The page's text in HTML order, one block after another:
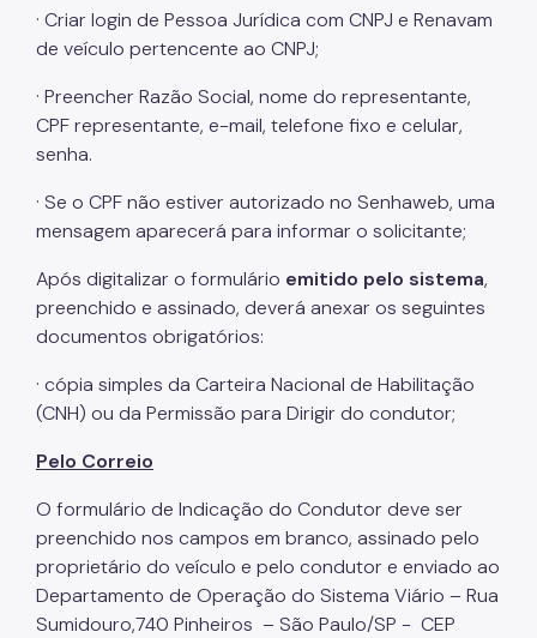
· Criar login de Pessoa Jurídica com CNPJ e Renavam
de veículo pertencente ao CNPJ;
· Preencher Razão Social, nome do representante,
CPF representante, e-mail, telefone fixo e celular,
senha.
· Se o CPF não estiver autorizado no Senhaweb, uma
mensagem aparecerá para informar o solicitante;
Após digitalizar o formulário emitido pelo sistema,
preenchido e assinado, deverá anexar os seguintes
documentos obrigatórios:
· cópia simples da Carteira Nacional de Habilitação
(CNH) ou da Permissão para Dirigir do condutor;
Pelo Correio
O formulário de Indicação do Condutor deve ser
preenchido nos campos em branco, assinado pelo
proprietário do veículo e pelo condutor e enviado ao
Departamento de Operação do Sistema Viário – Rua
Sumidouro,740 Pinheiros – São Paulo/SP - CEP